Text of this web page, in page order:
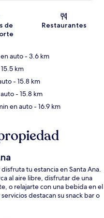
del mapa
de
Restaurantes
auto- 3.6 km
km
- 15.8 km
- 15.8 km
en auto- 16.9 km
tu estancia en Santa Ana.
al aire libre, disfrutar de una
o relajarte con una bebida en el
destacan su snack bar o